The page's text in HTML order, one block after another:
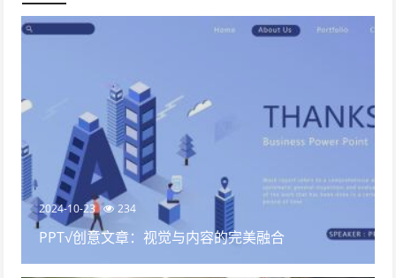
2024-10-23 234
PPT√创意文章：视觉与内容的完美融合